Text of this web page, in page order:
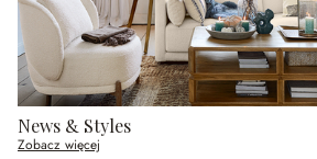
News & Styles
Zobacz więcej